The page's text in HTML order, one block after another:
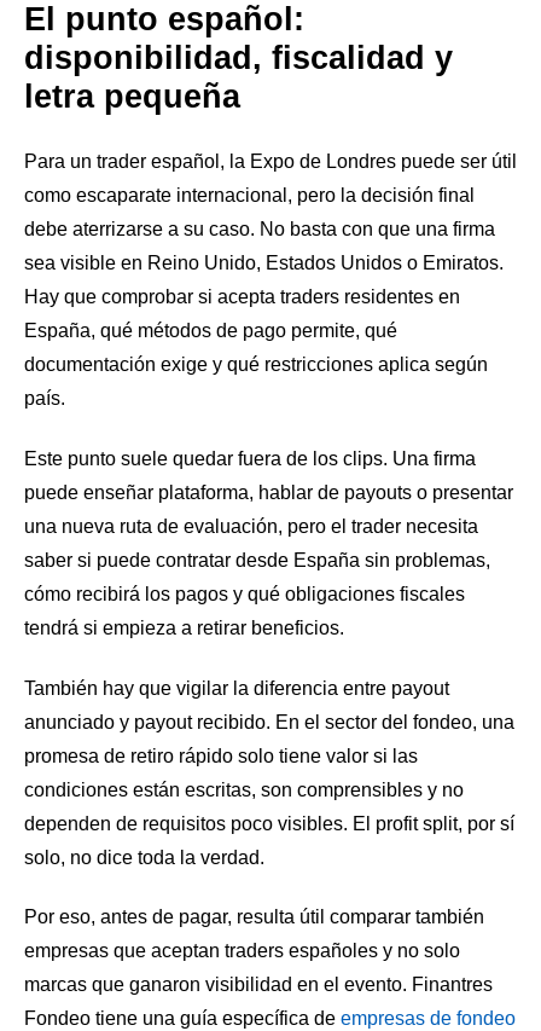
El punto español:
disponibilidad, fiscalidad y
letra pequeña
Para un trader español, la Expo de Londres puede ser útil
como escaparate internacional, pero la decisión final
debe aterrizarse a su caso. No basta con que una firma
sea visible en Reino Unido, Estados Unidos o Emiratos.
Hay que comprobar si acepta traders residentes en
España, qué métodos de pago permite, qué
documentación exige y qué restricciones aplica según
país.
Este punto suele quedar fuera de los clips. Una firma
puede enseñar plataforma, hablar de payouts o presentar
una nueva ruta de evaluación, pero el trader necesita
saber si puede contratar desde España sin problemas,
cómo recibirá los pagos y qué obligaciones fiscales
tendrá si empieza a retirar beneficios.
También hay que vigilar la diferencia entre payout
anunciado y payout recibido. En el sector del fondeo, una
promesa de retiro rápido solo tiene valor si las
condiciones están escritas, son comprensibles y no
dependen de requisitos poco visibles. El profit split, por sí
solo, no dice toda la verdad.
Por eso, antes de pagar, resulta útil comparar también
empresas que aceptan traders españoles y no solo
marcas que ganaron visibilidad en el evento. Finantres
Fondeo tiene una guía específica de empresas de fondeo